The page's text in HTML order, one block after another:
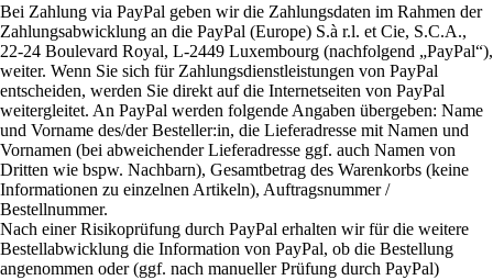
Bei Zahlung via PayPal geben wir die Zahlungsdaten im Rahmen der
Zahlungsabwicklung an die PayPal (Europe) S.à r.l. et Cie, S.C.A.,
22-24 Boulevard Royal, L-2449 Luxembourg (nachfolgend „PayPal“),
weiter. Wenn Sie sich für Zahlungsdienstleistungen von PayPal
entscheiden, werden Sie direkt auf die Internetseiten von PayPal
weitergleitet. An PayPal werden folgende Angaben übergeben: Name
und Vorname des/der Besteller:in, die Lieferadresse mit Namen und
Vornamen (bei abweichender Lieferadresse ggf. auch Namen von
Dritten wie bspw. Nachbarn), Gesamtbetrag des Warenkorbs (keine
Informationen zu einzelnen Artikeln), Auftragsnummer /
Bestellnummer.
Nach einer Risikoprüfung durch PayPal erhalten wir für die weitere
Bestellabwicklung die Information von PayPal, ob die Bestellung
angenommen oder (ggf. nach manueller Prüfung durch PayPal)